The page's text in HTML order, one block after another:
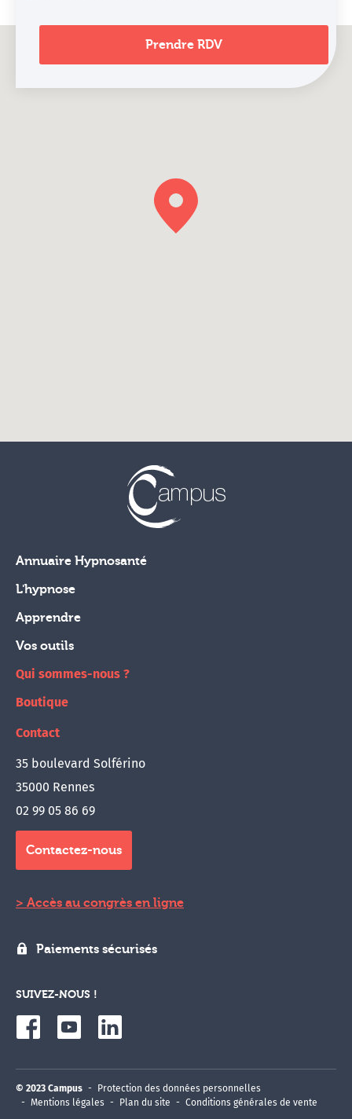
Prendre RDV
Annuaire Hypnosanté
L'hypnose
Apprendre
Vos outils
Qui sommes-nous ?
Boutique
Contact
35 boulevard Solférino
35000 Rennes
02 99 05 86 69
Contactez-nous
Accès au congrès en ligne
Paiements sécurisés
SUIVEZ-NOUS !
© 2023 Campus
Protection des données personnelles
Mentions légales
Plan du site Conditions générales de vente